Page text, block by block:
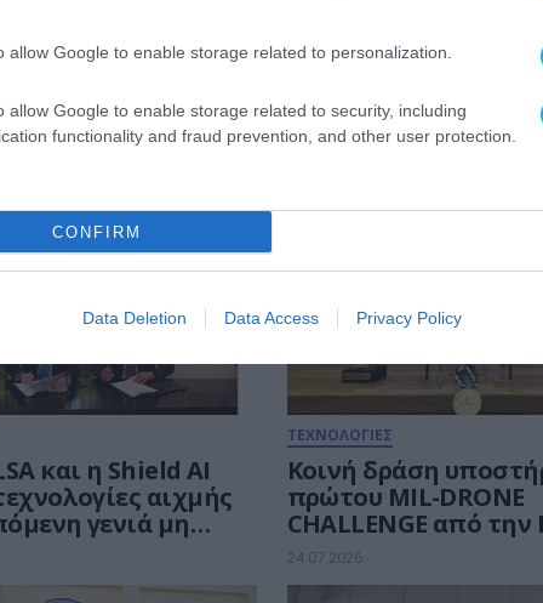
allow Google to enable storage related to personalization.
allow Google to enable storage related to security, including
functionality and fraud prevention, and other user protection.
CONFIRM
Data Deletion Data Access Privacy Policy
και η Shield AI
αιχμής
γενιά μη
συστημάτων
ΤΕΧΝΟΛΟΓΙΕΣ
Κοινή δράση
πρώτου MIL-DRONE
CHALLENGE από την
Martin και το ΕΛΚΑΚ
24.07.2026